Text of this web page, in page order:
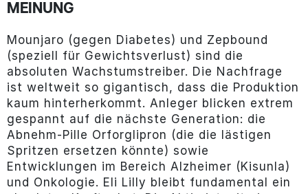
MEINUNG
Mounjaro (gegen Diabetes) und Zepbound
(speziell für Gewichtsverlust) sind die
absoluten Wachstumstreiber. Die Nachfrage
ist weltweit so gigantisch, dass die Produktion
kaum hinterherkommt. Anleger blicken extrem
gespannt auf die nächste Generation: die
Abnehm-Pille Orforglipron (die die lästigen
Spritzen ersetzen könnte) sowie
Entwicklungen im Bereich Alzheimer (Kisunla)
und Onkologie. Eli Lilly bleibt fundamental ein